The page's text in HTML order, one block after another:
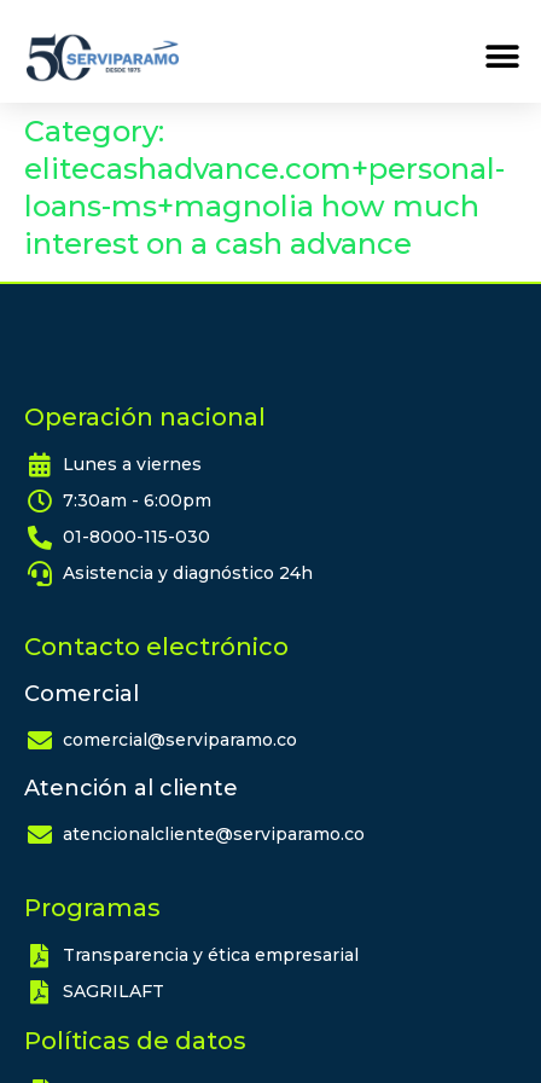
Category:
elitecashadvance.com+personal-
loans-ms+magnolia how much
interest on a cash advance
Operación nacional
Lunes a viernes
7:30am - 6:00pm
01-8000-115-030
Asistencia y diagnóstico 24h
Contacto electrónico
Comercial
comercial@serviparamo.co
Atención al cliente
atencionalcliente@serviparamo.co
Programas
Transparencia y ética empresarial
SAGRILAFT
Políticas de datos